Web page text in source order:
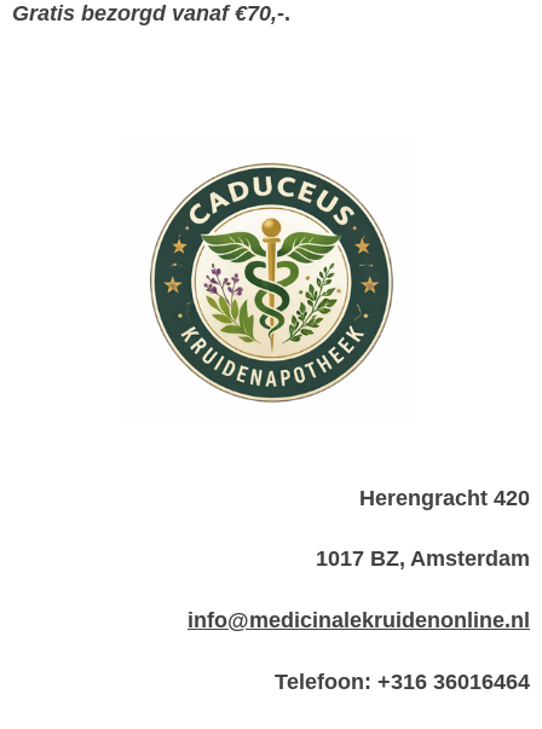
Gratis bezorgd vanaf €70,-.
Herengracht 420
1017 BZ, Amsterdam
info@medicinalekruidenonline.nl
Telefoon: +316 36016464